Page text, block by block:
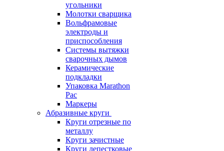
угольники
Молотки сварщика
Вольфрамовые
электроды и
приспособления
Системы вытяжки
сварочных дымов
Керамические
подкладки
Упаковка Marathon
Pac
Маркеры
Абразивные круги
Круги отрезные по
металлу
Круги зачистные
Круги лепестковые